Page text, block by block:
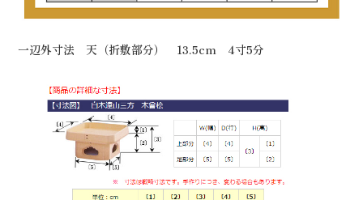
一辺外寸法 天（折敷部分） 13.5cm 4寸5分